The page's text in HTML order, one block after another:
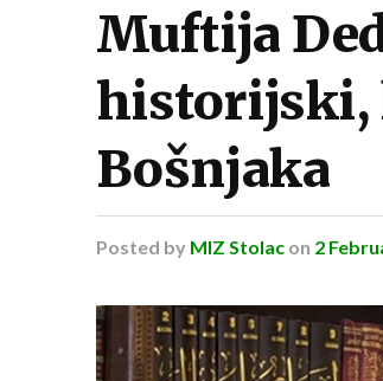
Muftija
historijski,
Bošnjaka
Posted by MIZ Stolac on 2